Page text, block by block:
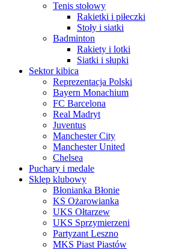
Tenis stołowy
Rakietki i piłeczki
Stoły i siatki
Badminton
Rakiety i lotki
Siatki i słupki
Sektor kibica
Reprezentacja Polski
Bayern Monachium
FC Barcelona
Real Madryt
Juventus
Manchester City
Manchester United
Chelsea
Puchary i medale
Sklep klubowy
Błonianka Błonie
KS Ożarowianka
UKS Ołtarzew
UKS Sprzymierzeni
Partyzant Leszno
MKS Piast Piastów